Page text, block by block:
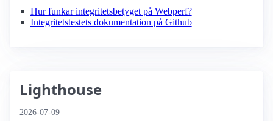
Hur funkar integritetsbetyget på Webperf?
Integritetstestets dokumentation på Github
Lighthouse
2026-07-09